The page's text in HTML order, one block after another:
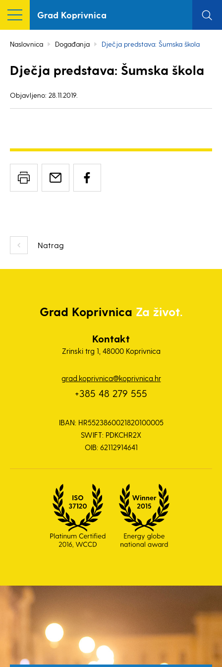
Grad Koprivnica
Natrag
Naslovnica Događanja Dječja predstava: Šumska škola
Dječja predstava: Šumska škola
Objavljeno: 28.11.2019.
Grad Koprivnica Za život.
Kontakt
Zrinski trg 1, 48000 Koprivnica
grad.koprivnica@koprivnica.hr
+385 48 279 555
IBAN: HR5523860021820100005
SWIFT: PDKCHR2X
OIB: 62112914641